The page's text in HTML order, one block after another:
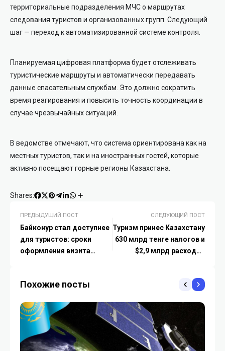
территориальные подразделения МЧС о маршрутах
следования туристов и организованных групп. Следующий
шаг — переход к автоматизированной системе контроля.
Планируемая цифровая платформа будет отслеживать
туристические маршруты и автоматически передавать
данные спасательным службам. Это должно сократить
время реагирования и повысить точность координации в
случае чрезвычайных ситуаций.
В ведомстве отмечают, что система ориентирована как на
местных туристов, так и на иностранных гостей, которые
активно посещают горные регионы Казахстана.
Shares:
ПРЕДЫДУЩИЙ ПОСТ
Байконур стал доступнее
для туристов: сроки
оформления визита
СЛЕДУЮЩИЙ ПОСТ
Туризм принес Казахстану
630 млрд тенге налогов и
$2,9 млрд расходов
Похожие посты